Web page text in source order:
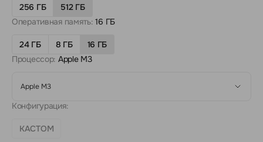
256 ГБ
512 ГБ
Оперативная память: 16 ГБ
24 ГБ 8 ГБ
16 ГБ
Процессор: Apple M3
Apple M3
Конфигурация:
КАСТОМ